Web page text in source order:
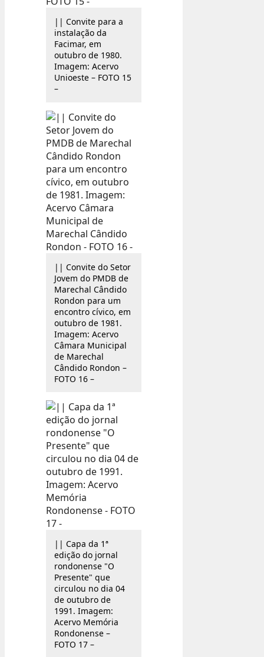
|| Convite para a
instalação da
Facimar, em
outubro de 1980.
Imagem: Acervo
Unioeste – FOTO 15
–
|| Convite do Setor
Jovem do PMDB de
Marechal Cândido
Rondon para um
encontro cívico, em
outubro de 1981.
Imagem: Acervo
Câmara Municipal
de Marechal
Cândido Rondon –
FOTO 16 –
|| Capa da 1ª
edição do jornal
rondonense "O
Presente" que
circulou no dia 04
de outubro de
1991. Imagem:
Acervo Memória
Rondonense –
FOTO 17 –